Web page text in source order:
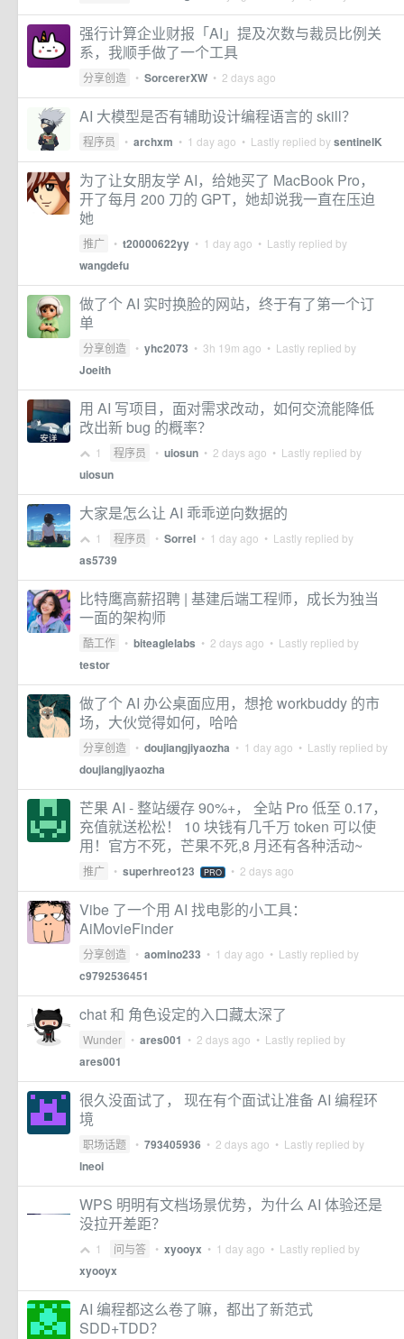
强行计算企业财报「AI」提及次数与裁员比例关
系，我顺手做了一个工具
分享创造 • SorcererXW • 2 days ago
AI 大模型是否有辅助设计编程语言的 skill？
程序员 • archxm • 1 day ago • Lastly replied bysentinelK
为了让女朋友学 AI，给她买了 MacBook Pro，
开了每月 200 刀的 GPT，她却说我一直在压迫
她
推广 • t20000622yy • 1 day ago • Lastly replied by
wangdefu
做了个 AI 实时换脸的网站，终于有了第一个订
单
分享创造 • yhc2073 • 3h 19m ago • Lastly replied by
Joeith
用 AI 写项目，面对需求改动，如何交流能降低
改出新 bug 的概率？
1 程序员 • uiosun • 2 days ago • Lastly replied by
uiosun
大家是怎么让 AI 乖乖逆向数据的
1 程序员 • Sorrel • 1 day ago • Lastly replied by
as5739
比特鹰高薪招聘 | 基建后端工程师，成长为独当
一面的架构师
酷工作 • biteaglelabs • 2 days ago • Lastly replied by
testor
做了个 AI 办公桌面应用，想抢 workbuddy 的市
场，大伙觉得如何，哈哈
分享创造 • doujiangjiyaozha • 1 day ago • Lastly replied by
doujiangjiyaozha
芒果 AI - 整站缓存 90%+， 全站 Pro 低至 0.17，
充值就送松松！ 10 块钱有几千万 token 可以使
用！官方不死，芒果不死,8 月还有各种活动~
推广 • superhreo123 PRO • 2 days ago
Vibe 了一个用 AI 找电影的小工具：
AiMovieFinder
分享创造 • aomino233 • 1 day ago • Lastly replied by
c9792536451
chat 和 角色设定的入口藏太深了
Wunder • ares001 • 2 days ago • Lastly replied by
ares001
很久没面试了， 现在有个面试让准备 AI 编程环
境
职场话题 • 793405936 • 2 days ago • Lastly replied by
lneoi
WPS 明明有文档场景优势，为什么 AI 体验还是
没拉开差距？
1 问与答 • xyooyx • 1 day ago • Lastly replied by
xyooyx
AI 编程都这么卷了嘛，都出了新范式
SDD+TDD？